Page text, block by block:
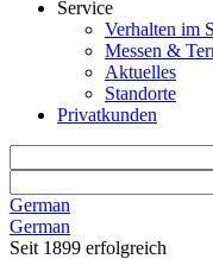
Service
Verhalten im
Messen &
Aktuelles
Standorte
Privatkunden
German
German
Seit 1899 erfolgreich